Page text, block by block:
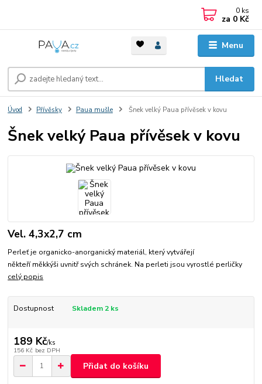
Menu
Hledat
0 ks
za 0 Kč
Úvod Přívěsky Paua mušle Šnek velký Paua přívěsek v kovu
Šnek velký Paua přívěsek v kovu
Vel. 4,3x2,7 cm
Perleť je organicko-anorganický materiál, který vytvářejí
někteří měkkýši uvnitř svých schránek. Na perleti jsou vyrostlé perličky
celý popis
Dostupnost Skladem 2 ks
189 Kč/ks
156 Kč bez DPH
Přidat do košíku